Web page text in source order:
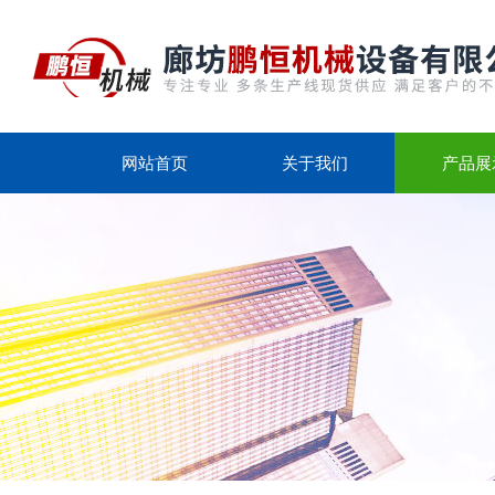
网站首页 关于我们 产品